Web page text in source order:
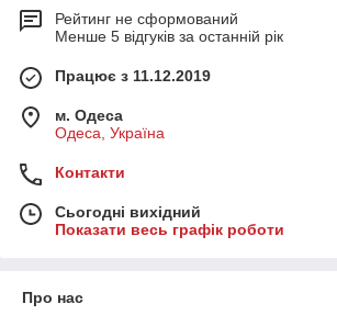
Рейтинг не сформований
Менше 5 відгуків за останній рік
Працює з 11.12.2019
м. Одеса
Одеса, Україна
Контакти
Сьогодні вихідний
Показати весь графік роботи
Про нас